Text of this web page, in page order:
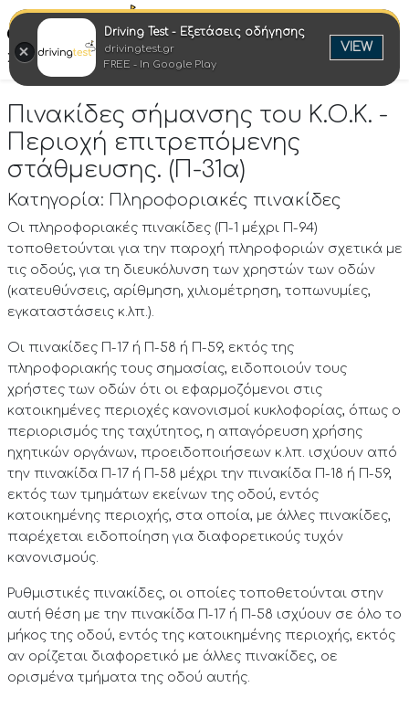
Στροφή στην επιτυχία
Πινακίδες σήμανσης του Κ.Ο.Κ. -
Περιοχή επιτρεπόμενης
στάθμευσης. (Π-31α)
Κατηγορία: Πληροφοριακές πινακίδες
Οι πληροφοριακές πινακίδες (Π-1 μέχρι Π-94)
τοποθετούνται για την παροχή πληροφοριών σχετικά με
τις οδούς, για τη διευκόλυνση των χρηστών των οδών
(κατευθύνσεις, αρίθμηση, χιλιομέτρηση, τοπωνυμίες,
εγκαταστάσεις κ.λπ.).
Οι πινακίδες Π-17 ή Π-58 ή Π-59, εκτός της
πληροφοριακής τους σημασίας, ειδοποιούν τους
χρήστες των οδών ότι οι εφαρμοζόμενοι στις
κατοικημένες περιοχές κανονισμοί κυκλοφορίας, όπως ο
περιορισμός της ταχύτητος, η απαγόρευση χρήσης
ηχητικών οργάνων, προειδοποιήσεων κ.λπ. ισχύουν από
την πινακίδα Π-17 ή Π-58 μέχρι την πινακίδα Π-18 ή Π-59,
εκτός των τμημάτων εκείνων της οδού, εντός
κατοικημένης περιοχής, στα οποία, με άλλες πινακίδες,
παρέχεται ειδοποίηση για διαφορετικούς τυχόν
κανονισμούς.
Ρυθμιστικές πινακίδες, οι οποίες τοποθετούνται στην
αυτή θέση με την πινακίδα Π-17 ή Π-58 ισχύουν σε όλο το
μήκος της οδού, εντός της κατοικημένης περιοχής, εκτός
αν ορίζεται διαφορετικό με άλλες πινακίδες, οε
ορισμένα τμήματα της οδού αυτής.
Driving Test - Εξετάσεις οδήγησης
drivingtest.gr
FREE - In Google Play
VIEW